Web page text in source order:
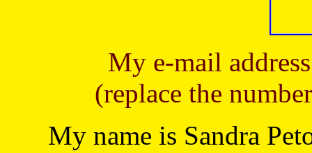
My e-mail
(replace the
My name is Sandra